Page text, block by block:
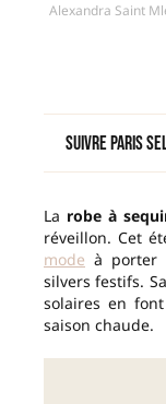
Alexandra Saint
Suivre Paris
La robe à
réveillon. Cet
mode à porter
silvers festifs.
solaires en
saison chaude.